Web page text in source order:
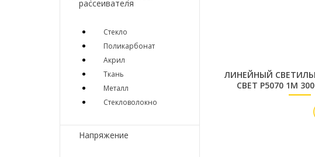
рассеивателя
Стекло
Поликарбонат
Акрил
Ткань
Металл
Стекловолокно
Напряжение
ЛИНЕЙНЫЙ
СВЕТ P5070 1М